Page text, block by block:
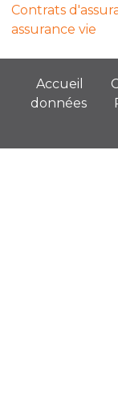
Contrats
assurance vie
Accueil
données